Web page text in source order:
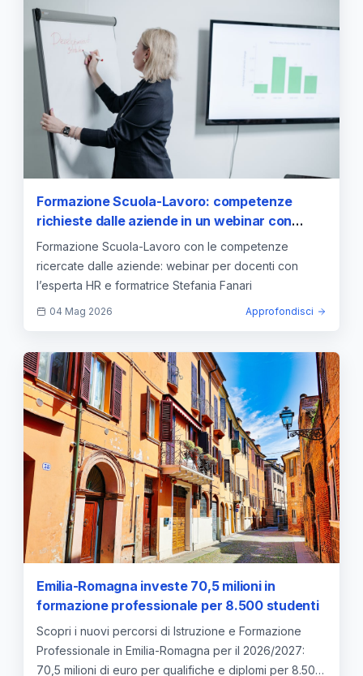
Formazione Scuola-Lavoro: competenze
richieste dalle aziende in un webinar con
Stefania Fanari
Formazione Scuola-Lavoro con le competenze
ricercate dalle aziende: webinar per docenti con
l’esperta HR e formatrice Stefania Fanari
04 Mag 2026 Approfondisci
Emilia-Romagna investe 70,5 milioni in
formazione professionale per 8.500 studenti
Scopri i nuovi percorsi di Istruzione e Formazione
Professionale in Emilia-Romagna per il 2026/2027:
70,5 milioni di euro per qualifiche e diplomi per 8.500